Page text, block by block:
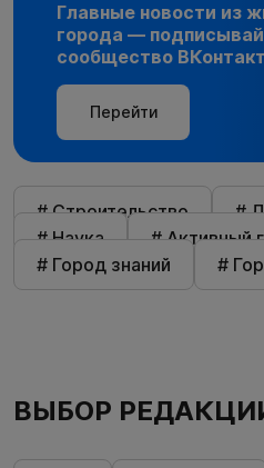
Главные новости из
города —
сообщество
Перейти
# Строительство
#
# Наука
# Активный
# Город знаний
#
ВЫБОР